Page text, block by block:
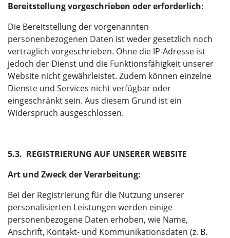
Bereitstellung vorgeschrieben oder erforderlich:
Die Bereitstellung der vorgenannten
personenbezogenen Daten ist weder gesetzlich noch
vertraglich vorgeschrieben. Ohne die IP-Adresse ist
jedoch der Dienst und die Funktionsfähigkeit unserer
Website nicht gewährleistet. Zudem können einzelne
Dienste und Services nicht verfügbar oder
eingeschränkt sein. Aus diesem Grund ist ein
Widerspruch ausgeschlossen.
5.3. REGISTRIERUNG AUF UNSERER WEBSITE
Art und Zweck der Verarbeitung:
Bei der Registrierung für die Nutzung unserer
personalisierten Leistungen werden einige
personenbezogene Daten erhoben, wie Name,
Anschrift, Kontakt- und Kommunikationsdaten (z. B.